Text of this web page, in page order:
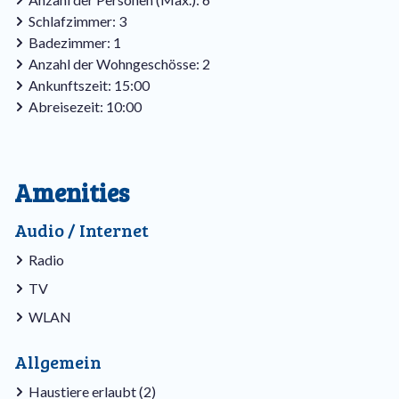
eine elektrische Heizung, einen Fernseher und drahtloses
Internet.
Dieser Haustyp liegt direkt am Wasser.
Schlafzimmer: 3
Badezimmer: 1
Anzahl der Wohngeschösse: 2
Ankunftszeit: 15:00
Abreisezeit: 10:00
Amenities
Audio / Internet
Radio
TV
WLAN
Allgemein
Haustiere erlaubt (2)